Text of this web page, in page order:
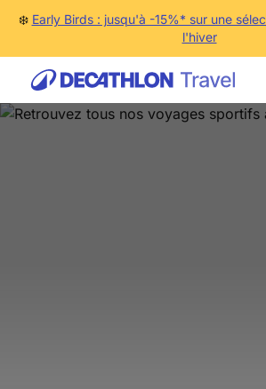
❄️ Early Birds : jusqu'à -15%* sur une
l'hiver